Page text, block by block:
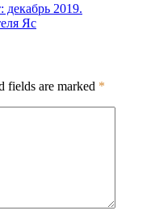
2019.
Яс
fields are marked *